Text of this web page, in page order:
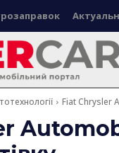
Fiat Chrysler